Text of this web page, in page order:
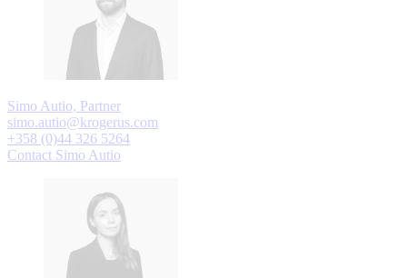
Simo Autio, Partner
simo.autio@krogerus.com
+358 (0)44 326 5264
Contact Simo Autio